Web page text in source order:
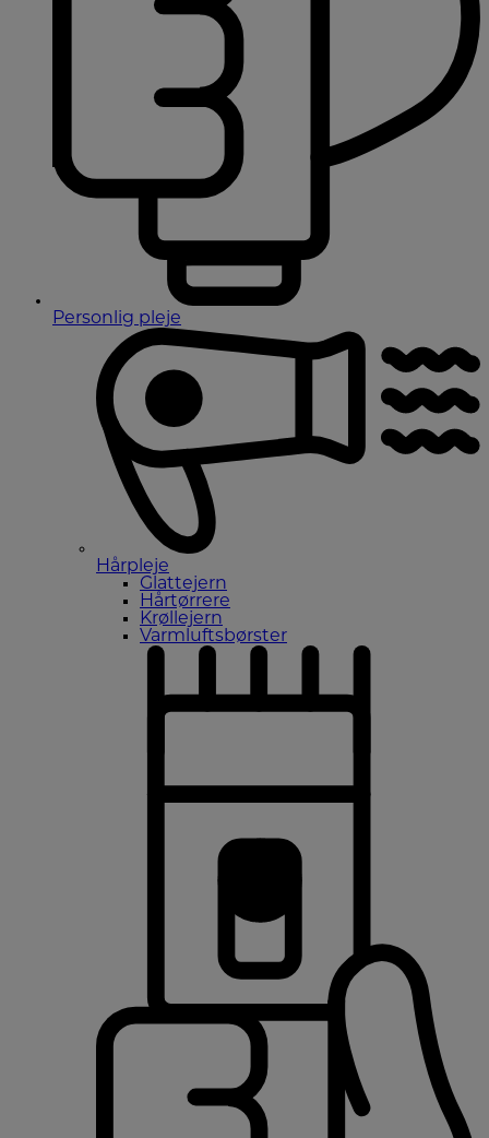
Personlig pleje
Hårpleje
Glattejern
Hårtørrere
Krøllejern
Varmluftsbørster